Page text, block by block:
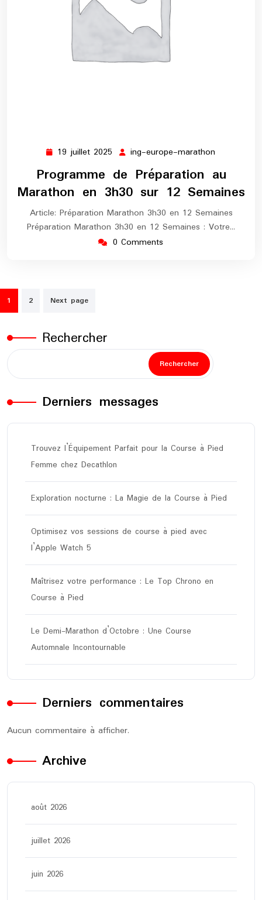
19 juillet 2025 19
juillet
2025
ing-europe-marathon
marathon
Programme de Préparation au
Marathon en 3h30 sur 12 Semaines
Article: Préparation Marathon 3h30 en 12 Semaines
Préparation Marathon 3h30 en 12 Semaines : Votre…
0 Comments
Pagination
des
publications
1 2 Next page
Rechercher
Rechercher
Derniers messages
Trouvez l’Équipement Parfait pour la Course à Pied
Femme chez Decathlon
Exploration nocturne : La Magie de la Course à Pied
Optimisez vos sessions de course à pied avec
l’Apple Watch 5
Maîtrisez votre performance : Le Top Chrono en
Course à Pied
Le Demi-Marathon d’Octobre : Une Course
Automnale Incontournable
Derniers commentaires
Aucun commentaire à afficher.
Archive
août 2026
juillet 2026
juin 2026